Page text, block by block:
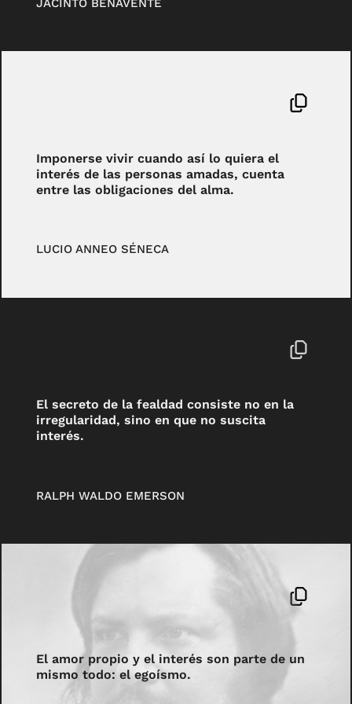
Imponerse vivir cuando así lo quiera el
interés de las personas amadas, cuenta
entre las obligaciones del alma.
LUCIO ANNEO SÉNECA
El secreto de la fealdad consiste no en la
irregularidad, sino en que no suscita
interés.
RALPH WALDO EMERSON
El amor propio y el interés son parte de un
mismo todo: el egoísmo.